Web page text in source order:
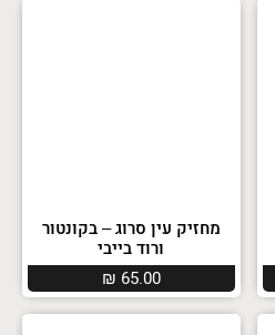
מחזיק עין סרוג – בקונטור
ורוד בייבי
₪ 65.00